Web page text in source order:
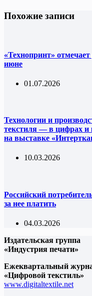
Похожие записи
«Технопринт»
июне
01.07.2026
Технологии и
текстиля — в цифрах и
на выставке
10.03.2026
Российский
за нее платить
04.03.2026
Издательская группа
«Индустрия печати»
Ежеквартальный
«Цифровой текстиль»
www.digitaltextile.net